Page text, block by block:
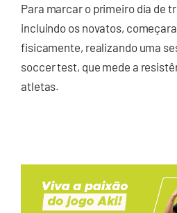
Para marcar o primeiro dia de
incluindo os novatos,
fisicamente, realizando uma
soccer test, que mede a
atletas.